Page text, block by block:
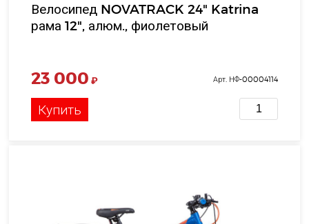
Велосипед NOVATRACK 24" Katrina
рама 12", алюм., фиолетовый
23 000 ₽ Арт. НФ-00004114
Купить